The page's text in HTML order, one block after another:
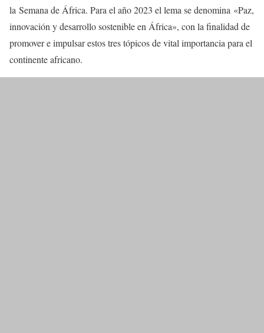
la Semana de África. Para el año 2023 el lema se denomina «Paz,
innovación y desarrollo sostenible en África», con la finalidad de
promover e impulsar estos tres tópicos de vital importancia para el
continente africano.